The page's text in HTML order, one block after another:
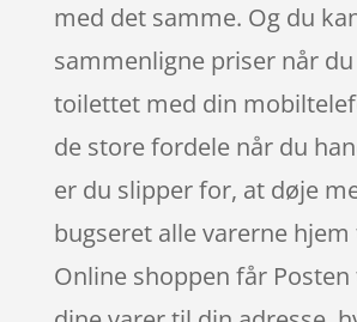
med det samme. Og du
sammenligne priser når
toilettet med din
de store fordele når du
er du slipper for, at døje
bugseret alle varerne hjem
Online shoppen får